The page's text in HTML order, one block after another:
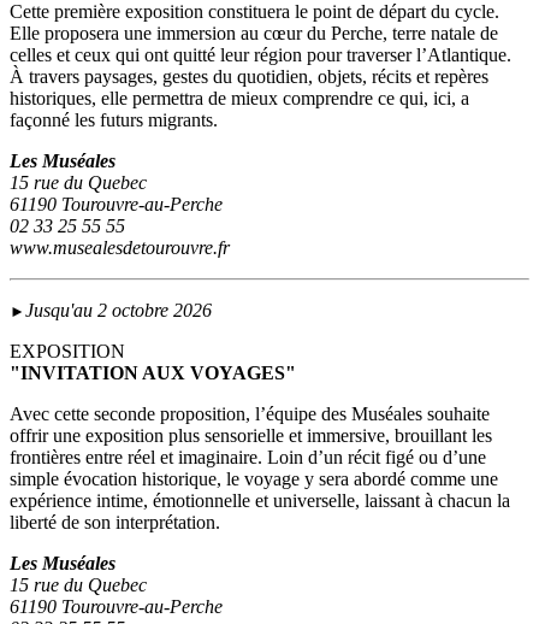
Cette première exposition constituera le point de départ du cycle.
Elle proposera une immersion au cœur du Perche, terre natale de
celles et ceux qui ont quitté leur région pour traverser l’Atlantique.
À travers paysages, gestes du quotidien, objets, récits et repères
historiques, elle permettra de mieux comprendre ce qui, ici, a
façonné les futurs migrants.
Les Muséales
15 rue du Quebec
61190 Tourouvre-au-Perche
02 33 25 55 55
www.musealesdetourouvre.fr
► Jusqu'au 2 octobre 2026
EXPOSITION
"INVITATION AUX VOYAGES"
Avec cette seconde proposition, l’équipe des Muséales souhaite
offrir une exposition plus sensorielle et immersive, brouillant les
frontières entre réel et imaginaire. Loin d’un récit figé ou d’une
simple évocation historique, le voyage y sera abordé comme une
expérience intime, émotionnelle et universelle, laissant à chacun la
liberté de son interprétation.
Les Muséales
15 rue du Quebec
61190 Tourouvre-au-Perche